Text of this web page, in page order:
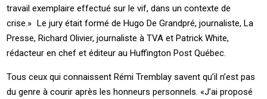
travail exemplaire effectué sur le vif, dans un contexte de
crise.» Le jury était formé de Hugo De Grandpré, journaliste, La
Presse, Richard Olivier, journaliste à TVA et Patrick White,
rédacteur en chef et éditeur au Huffington Post Québec.
Tous ceux qui connaissent Rémi Tremblay savent qu’il n’est pas
du genre à courir après les honneurs personnels. «J’ai proposé